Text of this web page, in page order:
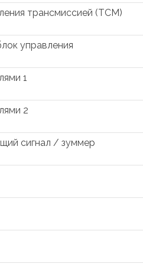
трансмиссией (TCM)
управления
1
2
сигнал / зуммер